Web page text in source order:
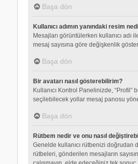
Başa dön
Kullanıcı adımın yanındaki resim
Mesajları görüntülerken kullanıcı
mesaj sayısına göre değişkenlik
Başa dön
Bir avatarı nasıl gösterebilirim?
Kullanıcı Kontrol Panelinizde,
seçilebilecek yollar mesaj panosu
Başa dön
Rütbem nedir ve onu nasıl
Genelde kullanıcı rütbenizi doğrudan
rütbeleri, gönderilen mesajların